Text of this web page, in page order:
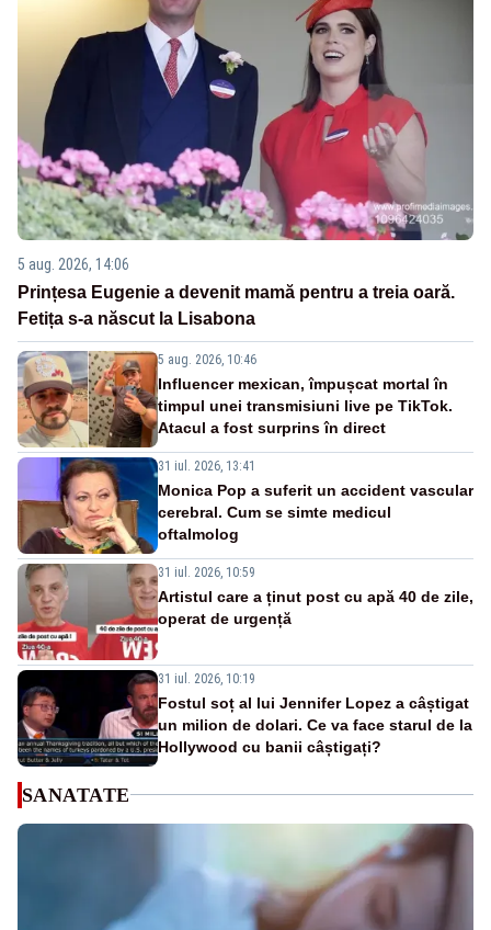
5 aug. 2026, 14:06
Prințesa Eugenie a devenit mamă pentru a treia oară.
Fetița s-a născut la Lisabona
5 aug. 2026, 10:46
Influencer mexican, împușcat mortal în
timpul unei transmisiuni live pe TikTok.
Atacul a fost surprins în direct
31 iul. 2026, 13:41
Monica Pop a suferit un accident vascular
cerebral. Cum se simte medicul
oftalmolog
31 iul. 2026, 10:59
Artistul care a ținut post cu apă 40 de zile,
operat de urgență
31 iul. 2026, 10:19
Fostul soț al lui Jennifer Lopez a câștigat
un milion de dolari. Ce va face starul de la
Hollywood cu banii câștigați?
SANATATE